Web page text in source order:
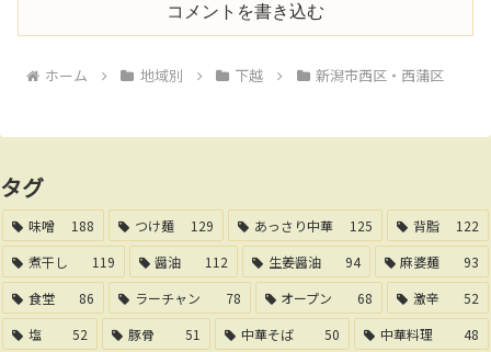
コメントを書き込む
ホーム 地域別 下越 新潟市西区・西蒲区
タグ
味噌 188 つけ麺 129 あっさり中華 125 背脂
122
煮干し
119 醤油 112 生姜醤油 94 麻婆麺
93
食堂
86 ラーチャン 78 オープン 68 激辛
52
塩
52 豚骨 51 中華そば 50 中華料理
48